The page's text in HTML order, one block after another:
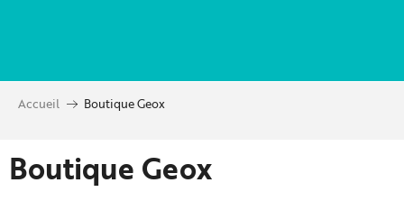
principal
Accueil Boutique Geox
Boutique Geox